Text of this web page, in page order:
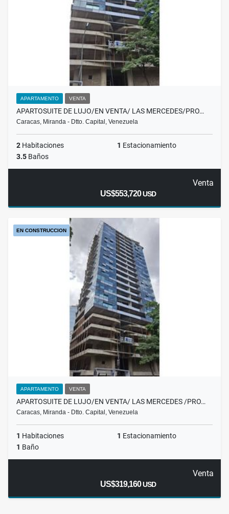
APARTAMENTO VENTA
APARTOSUITE DE LUJO/EN VENTA/ LAS MERCEDES/PRO…
Caracas, Miranda - Dtto. Capital, Venezuela
2 Habitaciones 1 Estacionamiento
3.5 Baños
Venta
US$553,720USD
EN CONSTRUCCION
APARTAMENTO VENTA
APARTOSUITE DE LUJO/EN VENTA/ LAS MERCEDES /PRO…
Caracas, Miranda - Dtto. Capital, Venezuela
1 Habitaciones 1 Estacionamiento
1 Baño
Venta
US$319,160USD